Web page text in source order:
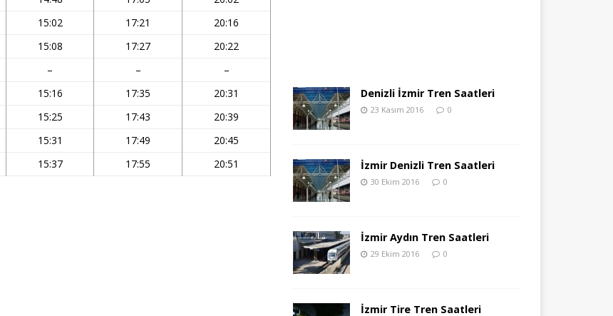
15:02 17:21
20:16
15:08 17:27
20:22
– –
–
15:16 17:35
20:31
15:25 17:43
20:39
15:31 17:49
20:45
15:37 17:55 20:51
Denizli İzmir Tren Saatleri
23 Kasım 2016 0
İzmir Denizli Tren Saatleri
30 Ekim 2016 0
İzmir Aydın Tren Saatleri
29 Ekim 2016 0
İzmir Tire Tren Saatleri